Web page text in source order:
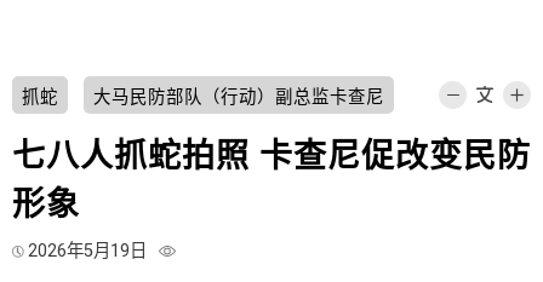
抓蛇 大马民防部队（行动）副总监卡查尼
七八人抓蛇拍照 卡查尼促改变民防
形象
2026年5月19日